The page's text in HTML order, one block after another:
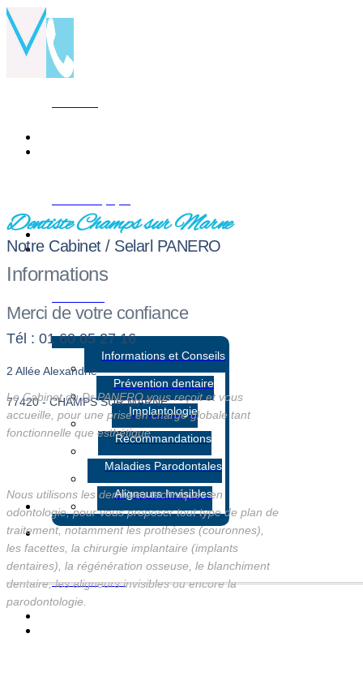
Informations et Conseils
Prévention dentaire
Implantologie
Recommandations
Maladies Parodontales
Aligneurs Invisibles
Avant Après
01 60 05 27 16
Dentiste Champs sur Marne
Notre Cabinet / Selarl PANERO
Informations
Merci de votre confiance
Tél : 01 60 05 27 16
2 Allée Alexandrie
77420 - CHAMPS SUR MARNE
Le Cabinet du Dr PANERO vous reçoit et vous
accueille, pour une prise en charge globale tant
fonctionnelle que esthétique.
Nous utilisons les dernières techniques en
odontologie, pour vous proposer tout type de plan de
traitement, notamment les prothèses (couronnes),
les facettes, la chirurgie implantaire (implants
dentaires), la régénération osseuse, le blanchiment
dentaire, les aligneurs invisibles ou encore la
parodontologie.